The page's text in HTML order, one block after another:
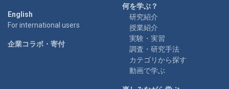
English
For international users
企業コラボ・寄付
何を学ぶ？
研究紹介
授業紹介
実験・実習
調査・研究手法
カテゴリから探す
動画で学ぶ